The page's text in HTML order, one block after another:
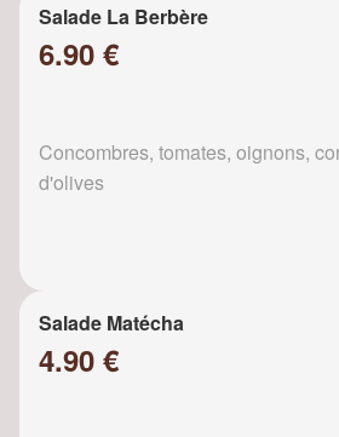
Salade La Berbère
6.90 €
Concombres, tomates, oignons,
d'olives
Salade Matécha
4.90 €